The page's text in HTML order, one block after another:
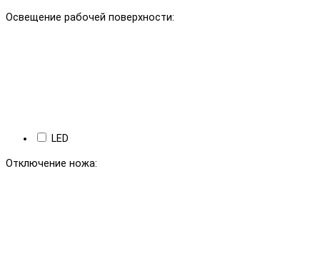
Освещение рабочей поверхности:
LED
Отключение ножа: